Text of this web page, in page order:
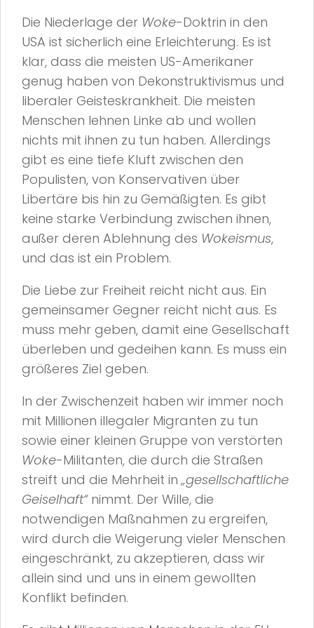
Die Niederlage der Woke-Doktrin in den
USA ist sicherlich eine Erleichterung. Es ist
klar, dass die meisten US-Amerikaner
genug haben von Dekonstruktivismus und
liberaler Geisteskrankheit. Die meisten
Menschen lehnen Linke ab und wollen
nichts mit ihnen zu tun haben. Allerdings
gibt es eine tiefe Kluft zwischen den
Populisten, von Konservativen über
Libertäre bis hin zu Gemäßigten. Es gibt
keine starke Verbindung zwischen ihnen,
außer deren Ablehnung des Wokeismus,
und das ist ein Problem.
Die Liebe zur Freiheit reicht nicht aus. Ein
gemeinsamer Gegner reicht nicht aus. Es
muss mehr geben, damit eine Gesellschaft
überleben und gedeihen kann. Es muss ein
größeres Ziel geben.
In der Zwischenzeit haben wir immer noch
mit Millionen illegaler Migranten zu tun
sowie einer kleinen Gruppe von verstörten
Woke-Militanten, die durch die Straßen
streift und die Mehrheit in „gesellschaftliche
Geiselhaft“nimmt. Der Wille, die
notwendigen Maßnahmen zu ergreifen,
wird durch die Weigerung vieler Menschen
eingeschränkt, zu akzeptieren, dass wir
allein sind und uns in einem gewollten
Konflikt befinden.